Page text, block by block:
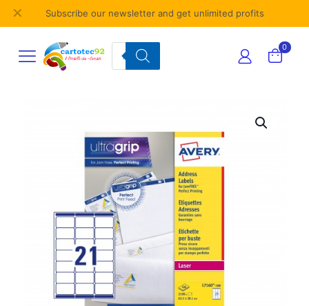
Subscribe our newsletter and get unlimited profits
✕
Products
search
0